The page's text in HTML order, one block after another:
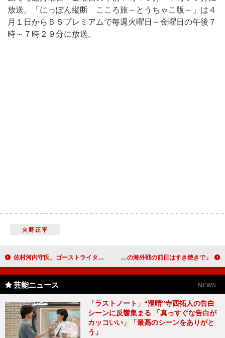
放送。「にっぽん縦断 こころ旅～とうちゃこ版～」は４
月１日からＢＳプレミアムで毎週火曜日～金曜日の午後７
時～７時２９分に放送。
火野正平
佐村河内守氏、ゴーストライター新垣氏の発言を否定 「名誉毀損で訴えます」 神戸蘭子、食事面での“肉食”をアピール 村田諒太「初の海外戦の前日はすき焼きで」
芸能ニュース NEWS
「ラストノート」“澄晴”寺西拓人の告白
シーンに反響集まる 「真っすぐな告白が
カッコいい」「最高のシーンをありがと
う」